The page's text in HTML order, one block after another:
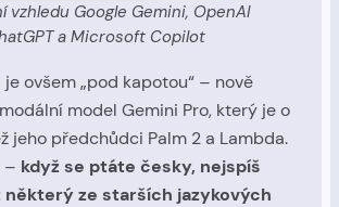
vzhledu Google Gemini, OpenAI
a Microsoft Copilot
ovšem „pod kapotou“ – nově
model Gemini Pro, který je o
jeho předchůdci Palm 2 a Lambda.
– když se ptáte česky, nejspíš
některý ze starších jazykových